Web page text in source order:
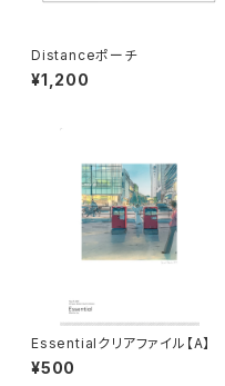
Distanceポーチ
¥1,200
Essentialクリアファイル【A】
¥500